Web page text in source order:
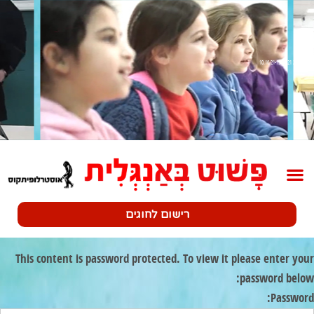
רישום לחוגים
This content is password protected. To view it please enter your
password below:
Password: